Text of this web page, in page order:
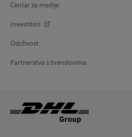
Centar za medije
Investitori
Održivost
Partnerstva s brendovima